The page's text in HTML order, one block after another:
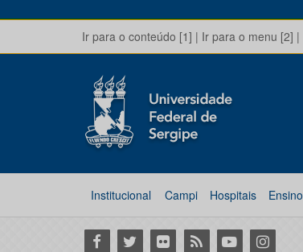
Ir para o conteúdo [1] | Ir para o menu [2] |
Institucional Campi Hospitais Ensino
Facebook
Twitter Flickr RSS YoutubeInstagram